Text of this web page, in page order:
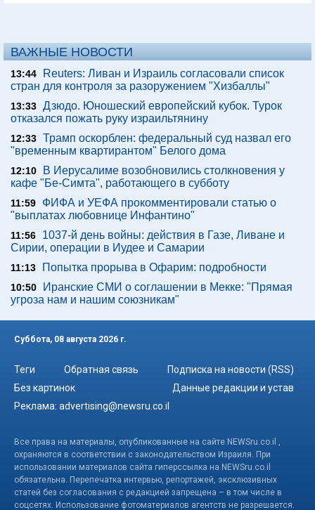
ВАЖНЫЕ НОВОСТИ
13:44
Reuters: Ливан и Израиль согласовали список
стран для контроля за разоружением "Хизбаллы"
13:33 Дзюдо. Юношеский европейский кубок. Турок
отказался пожать руку израильтянину
12:33 Трамп оскорблен: федеральный суд назвал его
"временным квартирантом" Белого дома
12:10
В Иерусалиме возобновились столкновения у
кафе "Бе-Симта", работающего в субботу
11:59
ФИФА и УЕФА прокомментировали статью о
"выплатах любовнице Инфантино"
11:56
1037-й день войны: действия в Газе, Ливане и
Сирии, операции в Иудее и Самарии
11:13 Попытка прорыва в Офарим: подробности
10:50
Иранские СМИ о соглашении в Мекке: "Прямая
угроза нам и нашим союзникам"
Суббота, 08 августа 2026 г.
Теги Обратная связь
Подписка на новости (RSS)
Без картинок
Данные редакции и устав
Реклама: advertising@newsru.co.il
Все права на материалы, опубликованные на сайте NEWSru.co.il ,
охраняются в соответствии с законодательством Израиля. При
использовании материалов сайта гиперссылка на NEWSru.co.il
обязательна. Перепечатка интервью, репортажей, эксклюзивных
статей без согласования с редакцией запрещена – в том числе в
соцсетях. Использование фотоматериалов агентств не разрешается.